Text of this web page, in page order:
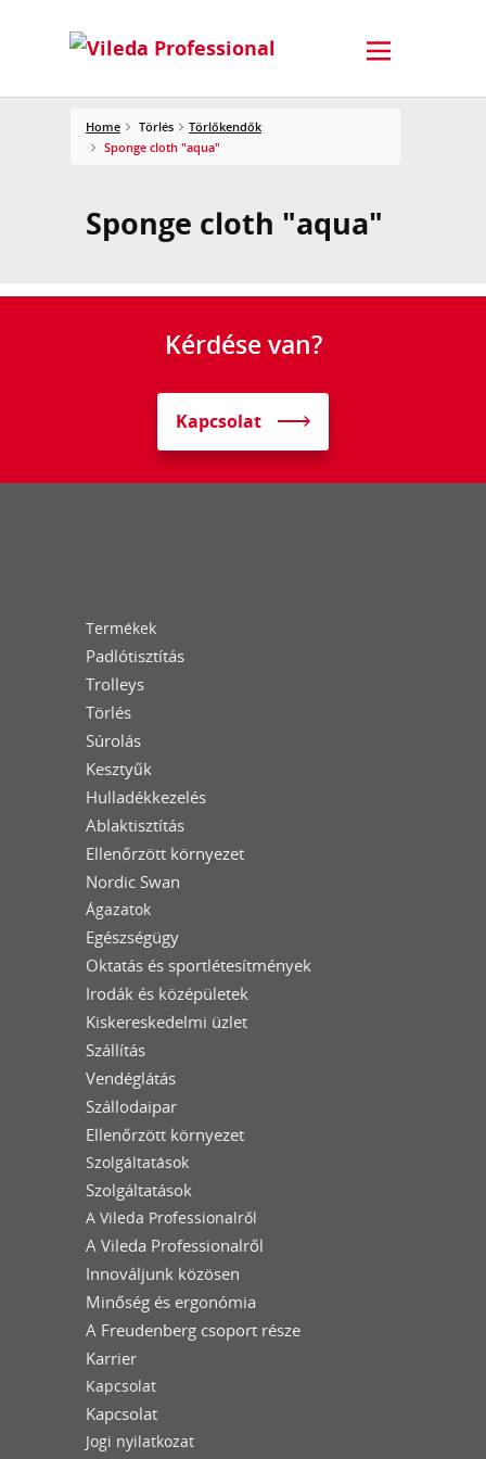
Home Törlés
Törlőkendők
Sponge cloth "aqua"
Sponge cloth "aqua"
Kérdése van?
Kapcsolat
Termékek
Padlótisztítás
Trolleys
Törlés
Súrolás
Kesztyűk
Hulladékkezelés
Ablaktisztítás
Ellenőrzött környezet
Nordic Swan
Ágazatok
Egészségügy
Oktatás és sportlétesítmények
Irodák és középületek
Kiskereskedelmi üzlet
Szállítás
Vendéglátás
Szállodaipar
Ellenőrzött környezet
Szolgáltatások
Szolgáltatások
A Vileda Professionalről
A Vileda Professionalről
Innováljunk közösen
Minőség és ergonómia
A Freudenberg csoport része
Karrier
Kapcsolat
Kapcsolat
Jogi nyilatkozat